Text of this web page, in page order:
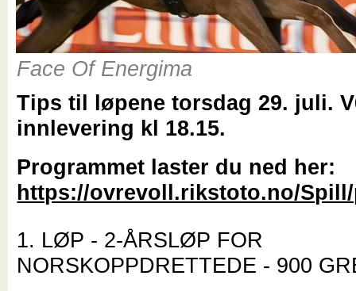
Face Of Energima
Tips til løpene torsdag 29. juli.
innlevering kl 18.15.
Programmet laster du ned her:
https://ovrevoll.rikstoto.no/
1. LØP - 2-ÅRSLØP FOR
NORSKOPPDRETTEDE - 900